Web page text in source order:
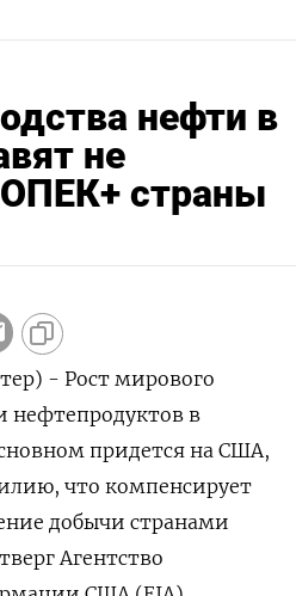
нефти в
не
страны
- Рост мирового
нефтепродуктов в
придется на США,
что компенсирует
добычи странами
Агентство